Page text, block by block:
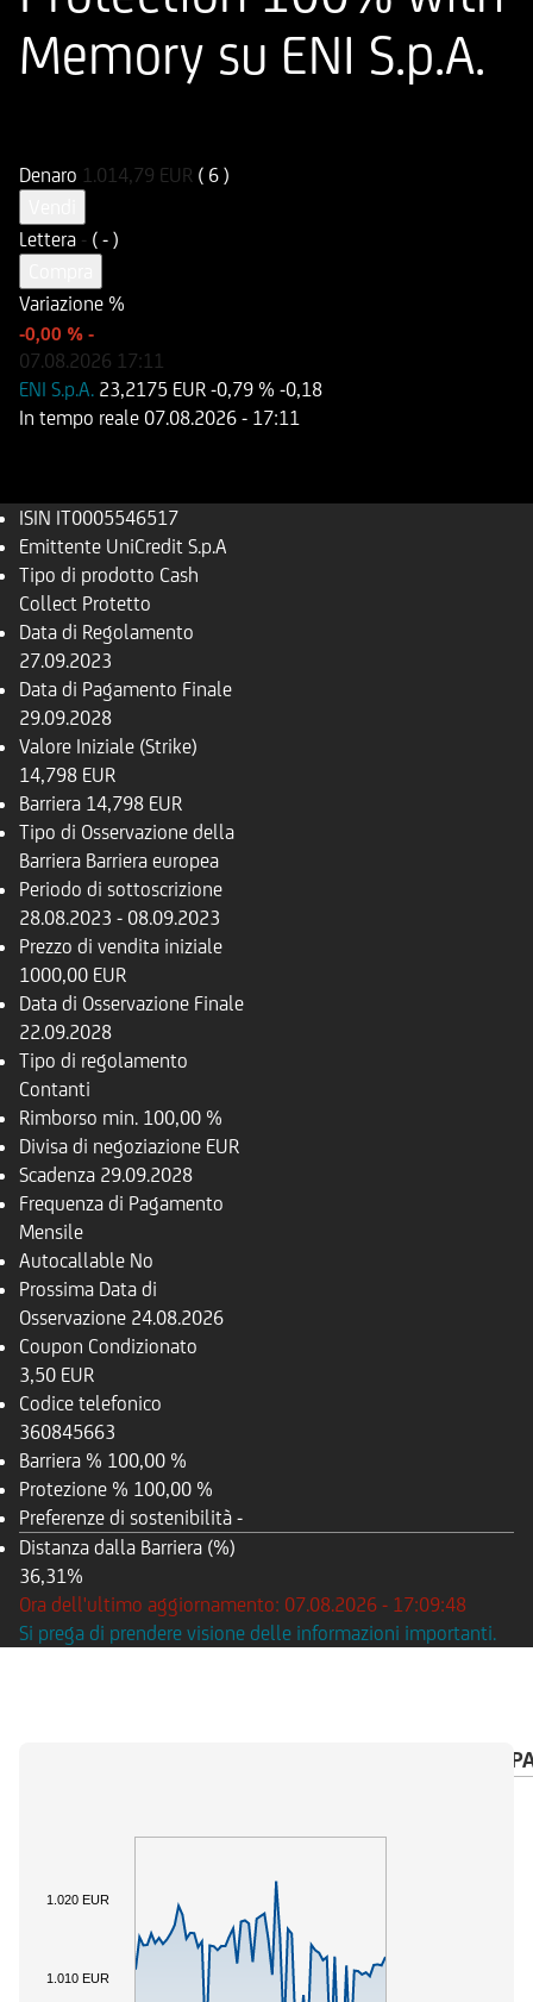
Memory su ENI S.p.A.
Denaro 1.014,79 EUR ( 6 )
Lettera - ( - )
Variazione %
-0,00 % -
07.08.2026 17:11
ENI S.p.A. 23,2175 EUR -0,79 % -0,18
In tempo reale 07.08.2026 - 17:11
ISIN IT0005546517
Emittente UniCredit S.p.A
Tipo di prodotto Cash
Collect Protetto
Data di Regolamento
27.09.2023
Data di Pagamento Finale
29.09.2028
Valore Iniziale (Strike)
14,798 EUR
Barriera 14,798 EUR
Tipo di Osservazione della
Barriera Barriera europea
Periodo di sottoscrizione
28.08.2023 - 08.09.2023
Prezzo di vendita iniziale
1000,00 EUR
Data di Osservazione Finale
22.09.2028
Tipo di regolamento
Contanti
Rimborso min. 100,00 %
Divisa di negoziazione EUR
Scadenza 29.09.2028
Frequenza di Pagamento
Mensile
Autocallable No
Prossima Data di
Osservazione 24.08.2026
Coupon Condizionato
3,50 EUR
Codice telefonico
360845663
Barriera % 100,00 %
Protezione % 100,00 %
Preferenze di sostenibilità -
Distanza dalla Barriera (%)
36,31%
Ora dell'ultimo aggiornamento: 07.08.2026 - 17:09:48
Si prega di prendere visione delle informazioni importanti.
CALENDARIO
1.010 EUR
1.020 EUR